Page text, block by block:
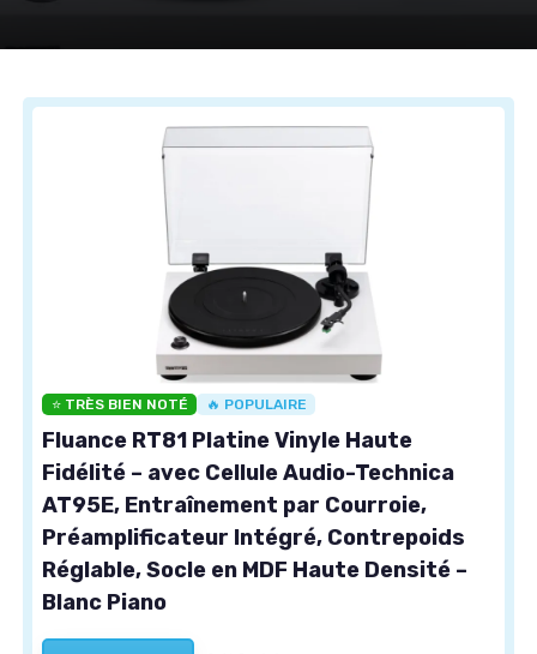
⭐ TRÈS BIEN NOTÉ 🔥 POPULAIRE
Fluance RT81 Platine Vinyle Haute
Fidélité – avec Cellule Audio-Technica
AT95E, Entraînement par Courroie,
Préamplificateur Intégré, Contrepoids
Réglable, Socle en MDF Haute Densité –
Blanc Piano